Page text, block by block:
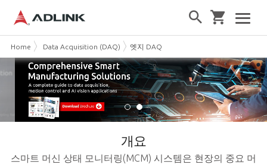
Home Data Acquisition (DAQ) 엣지 DAQ
개요
스마트 머신 상태 모니터링(MCM) 시스템은 현장의 중요 머